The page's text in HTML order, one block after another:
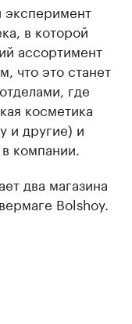
эксперимент
в которой
ассортимент
что это станет
где
косметика
и другие) и
компании.
два магазина
Bolshoy.